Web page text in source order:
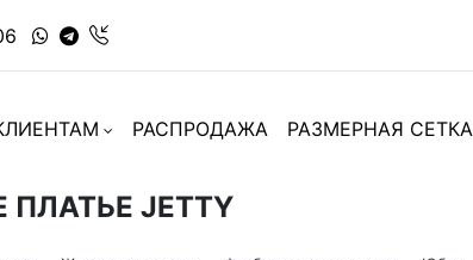
РАСПРОДАЖА РАЗМЕРНАЯ СЕТКА
JETTY